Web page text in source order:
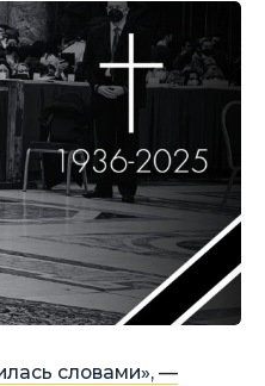
словами», —